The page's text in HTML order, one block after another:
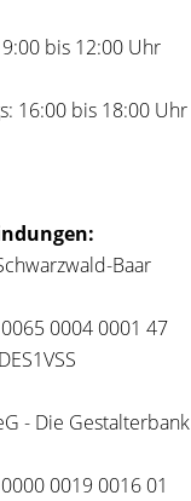
bis 12:00 Uhr
16:00 bis 18:00 Uhr
Baar
0004 0001 47
- Die Gestalterbank
0019 0016 01